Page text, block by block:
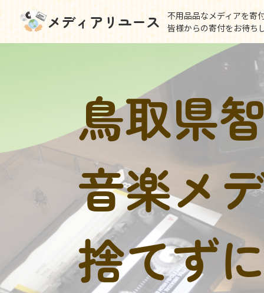
メディアリユース
不用品品なメディアを寄
皆様からの寄付をお待ち
鳥取県
音楽メ
捨てず